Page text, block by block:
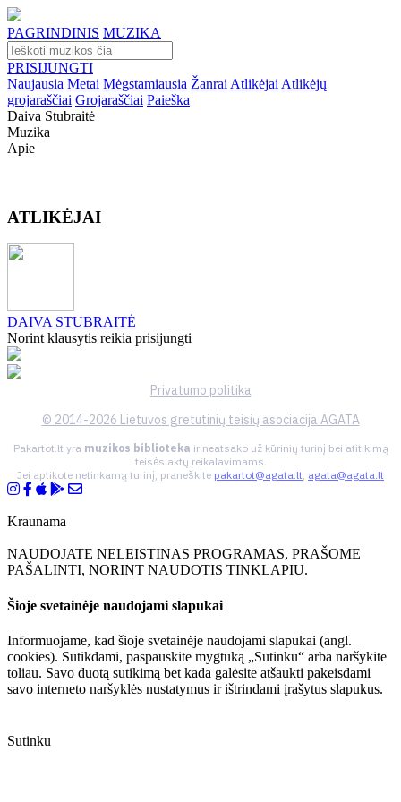
PAGRINDINIS MUZIKA
PRISIJUNGTI
Naujausia Metai Mėgstamiausia Žanrai Atlikėjai Atlikėjų
grojaraščiai Grojaraščiai Paieška
Daiva Stubraitė
Muzika
Apie
ATLIKĖJAI
DAIVA STUBRAITĖ
Norint klausytis reikia prisijungti
Privatumo politika
© 2014-2026 Lietuvos gretutinių teisių asociacija AGATA
Pakartot.lt yra muzikos biblioteka ir neatsako už kūrinių turinį bei atitikimą
teisės aktų reikalavimams.
Jei aptikote netinkamą turinį, praneškite pakartot@agata.lt, agata@agata.lt
Kraunama
NAUDOJATE NELEISTINAS PROGRAMAS, PRAŠOME
PAŠALINTI, NORINT NAUDOTIS TINKLAPIU.
Šioje svetainėje naudojami slapukai
Informuojame, kad šioje svetainėje naudojami slapukai (angl.
cookies). Sutikdami, paspauskite mygtuką „Sutinku“ arba naršykite
toliau. Savo duotą sutikimą bet kada galėsite atšaukti pakeisdami
savo interneto naršyklės nustatymus ir ištrindami įrašytus slapukus.
Sutinku